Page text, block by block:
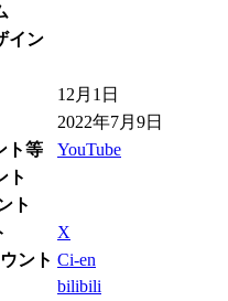
イン
12月1日
2022年7月9日
ト等
YouTube
ト
ト
X
ント Ci-en
bilibili